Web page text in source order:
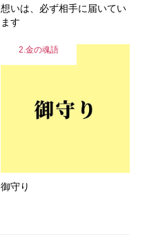
想いは、必ず相手に届いてい
ます
2.金の魂語
御守り